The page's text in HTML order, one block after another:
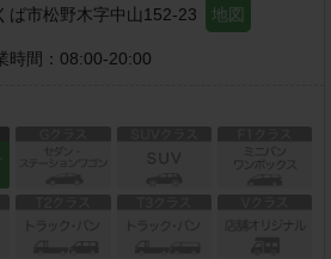
ば市松野木字中山152-23 地図
時間： 08:00-20:00